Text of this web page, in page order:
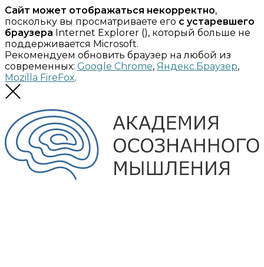
Сайт может отображаться некорректно,
поскольку вы просматриваете его с устаревшего
браузера Internet Explorer (), который больше не
поддерживается Microsoft.
Рекомендуем обновить браузер на любой из
современных: Google Chrome, Яндекс.Браузер,
Mozilla FireFox.